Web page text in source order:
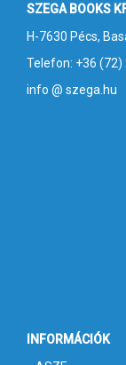
SZEGA BOOKS
H-7630 Pécs,
Telefon: +36 (72)
info @ szega.hu
INFORMÁCIÓK